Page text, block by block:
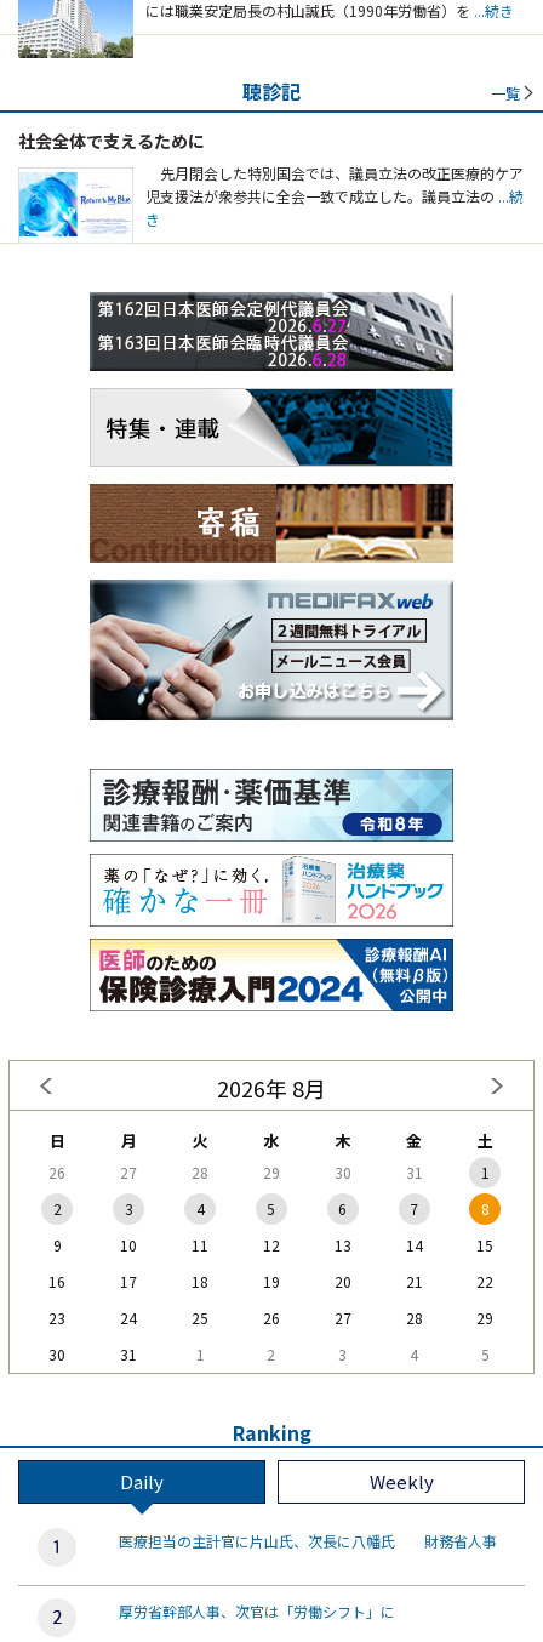
には職業安定局長の村山誠氏（1990年労働省）を ...続き
聴診記 一覧
社会全体で支えるために
先月閉会した特別国会では、議員立法の改正医療的ケア
児支援法が衆参共に全会一致で成立した。議員立法の ...続
き
2026年 8月
日 月 火 水 木 金 土
26 27 28 29 30 31
1
2
3 4 5 6 7
8
9
10 11 12 13 14
15
16
17 18 19 20 21
22
23
24 25 26 27 28
29
30
31 1 2 3 4 5
Ranking
Daily Weekly
医療担当の主計官に片山氏、次長に八幡氏 財務省人事
厚労省幹部人事、次官は「労働シフト」に